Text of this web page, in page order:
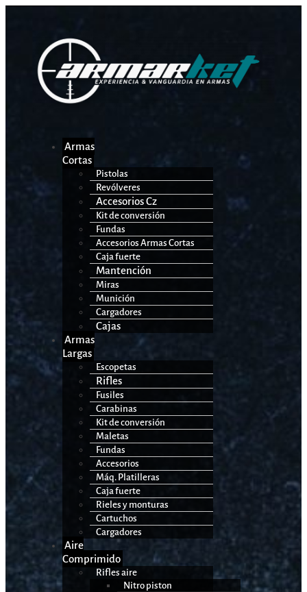
Armas
Cortas
Pistolas
Revólveres
Accesorios Cz
Kit de conversión
Fundas
Accesorios Armas Cortas
Caja fuerte
Mantención
Miras
Munición
Cargadores
Cajas
Armas
Largas
Escopetas
Rifles
Fusiles
Carabinas
Kit de conversión
Maletas
Fundas
Accesorios
Máq. Platilleras
Caja fuerte
Rieles y monturas
Cartuchos
Cargadores
Aire
Comprimido
Rifles aire
Nitro piston